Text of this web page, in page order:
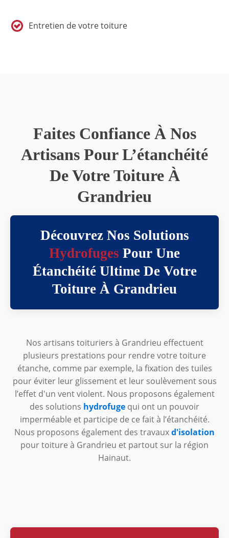
Entretien de votre toiture
Faites Confiance À Nos
Artisans Pour L’étanchéité
De Votre Toiture À
Grandrieu
Découvrez Nos Solutions
Hydrofuges Pour Une
Étanchéité Ultime De Votre
Toiture À Grandrieu
Nos artisans toituriers à Grandrieu effectuent
plusieurs prestations pour rendre votre toiture
étanche, comme par exemple, la fixation des tuiles
pour éviter leur glissement et leur soulèvement sous
l’effet d'un vent violent. Nous proposons également
des solutions hydrofuge qui ont un pouvoir
imperméable et participe de ce fait à l’étanchéité.
Nous proposons également des travauxd'isolation
pour toiture à Grandrieu et partout sur la région
Hainaut.